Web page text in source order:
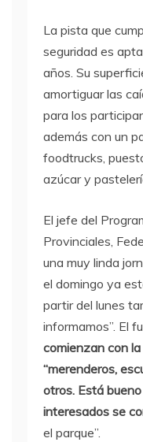
La pista que
seguridad es
años. Su
amortiguar las
para los
además con un
foodtrucks,
azúcar y
El jefe del
Provinciales,
una muy linda
el domingo ya
partir del lunes
informamos”. El
comienzan con
“merenderos,
otros. Está
interesados se
el parque”.